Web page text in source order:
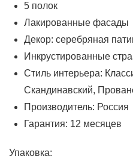
5 полок
Лакированные фасады
Декор: серебряная
Инкрустированные
Стиль интерьера:
Скандинавский,
Производитель: Россия
Гарантия: 12 месяцев
Упаковка: